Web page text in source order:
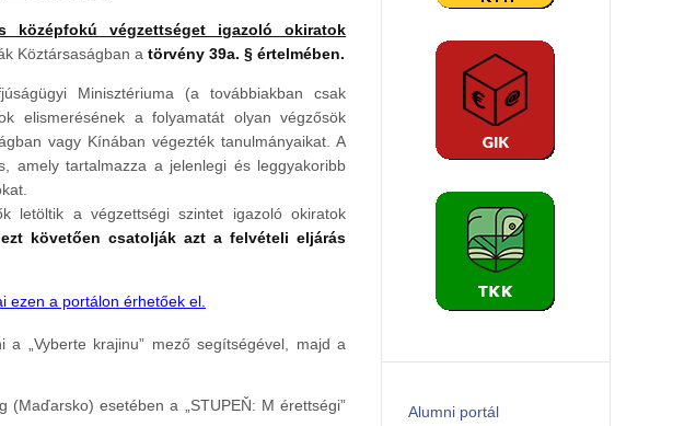
középfokú végzettséget igazoló okiratok
Köztársaságban a törvény 39a. § értelmében.
Minisztériuma (a továbbiakban csak
elismerésének a folyamatát olyan végzősök
vagy Kínában végezték tanulmányaikat. A
amely tartalmazza a jelenlegi és leggyakoribb
letöltik a végzettségi szintet igazoló okiratok
követően csatolják azt a felvételi eljárás
ezen a portálon érhetőek el.
„Vyberte krajinu” mező segítségével, majd a
esetében a „STUPEŇ: M érettségi”
Alumni portál